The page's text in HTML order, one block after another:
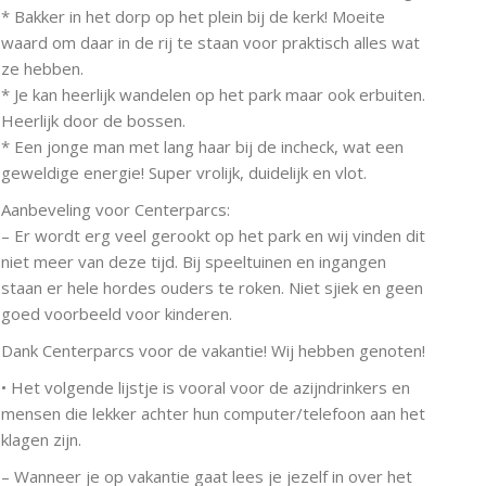
* Bakker in het dorp op het plein bij de kerk! Moeite
waard om daar in de rij te staan voor praktisch alles wat
ze hebben.
* Je kan heerlijk wandelen op het park maar ook erbuiten.
Heerlijk door de bossen.
* Een jonge man met lang haar bij de incheck, wat een
geweldige energie! Super vrolijk, duidelijk en vlot.
Aanbeveling voor Centerparcs:
– Er wordt erg veel gerookt op het park en wij vinden dit
niet meer van deze tijd. Bij speeltuinen en ingangen
staan er hele hordes ouders te roken. Niet sjiek en geen
goed voorbeeld voor kinderen.
Dank Centerparcs voor de vakantie! Wij hebben genoten!
• Het volgende lijstje is vooral voor de azijndrinkers en
mensen die lekker achter hun computer/telefoon aan het
klagen zijn.
– Wanneer je op vakantie gaat lees je jezelf in over het